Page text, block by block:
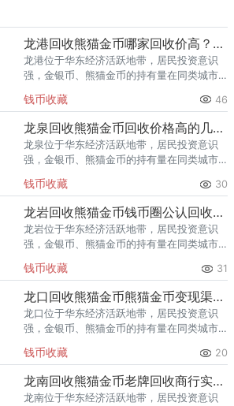
龙港回收熊猫金币哪家回收价高？本地榜单
龙港位于华东经济活跃地带，居民投资意识
强，金银币、熊猫金币的持有量在同类城市
熊猫金币的需求就明显升温，但鱼龙混杂的
回收渠道里，能精准识别版别溢
钱币收藏 46
龙泉回收熊猫金币回收价格高的几家推荐
龙泉位于华东经济活跃地带，居民投资意识
强，金银币、熊猫金币的持有量在同类城市
熊猫金币的需求就明显升温，但鱼龙混杂的
回收渠道里，能精准识别版别溢
钱币收藏 30
龙岩回收熊猫金币钱币圈公认回收渠道排行
龙岩位于华东经济活跃地带，居民投资意识
强，金银币、熊猫金币的持有量在同类城市
熊猫金币的需求就明显升温，但鱼龙混杂的
回收渠道里，能精准识别版别溢
钱币收藏 31
龙口回收熊猫金币熊猫金币变现渠道指南
龙口位于华东经济活跃地带，居民投资意识
强，金银币、熊猫金币的持有量在同类城市
熊猫金币的需求就明显升温，但鱼龙混杂的
回收渠道里，能精准识别版别溢
钱币收藏 20
龙南回收熊猫金币老牌回收商行实力盘点
龙南位于华东经济活跃地带，居民投资意识